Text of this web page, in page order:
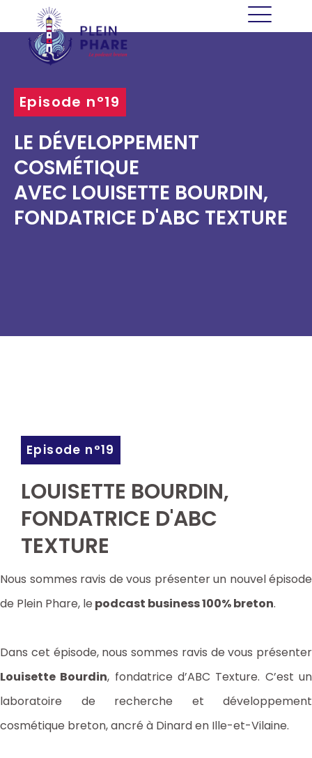
Episode n°19
LE DÉVELOPPEMENT
COSMÉTIQUE
AVEC LOUISETTE BOURDIN,
FONDATRICE D'ABC TEXTURE
Episode n°19
LOUISETTE BOURDIN,
FONDATRICE D'ABC
TEXTURE
Nous sommes ravis de vous présenter un nouvel épisode
de Plein Phare, le podcast business 100% breton.
Dans cet épisode, nous sommes ravis de vous présenter
Louisette Bourdin, fondatrice d’ABC Texture. C’est un
laboratoire de recherche et développement
cosmétique breton, ancré à Dinard en Ille-et-Vilaine.